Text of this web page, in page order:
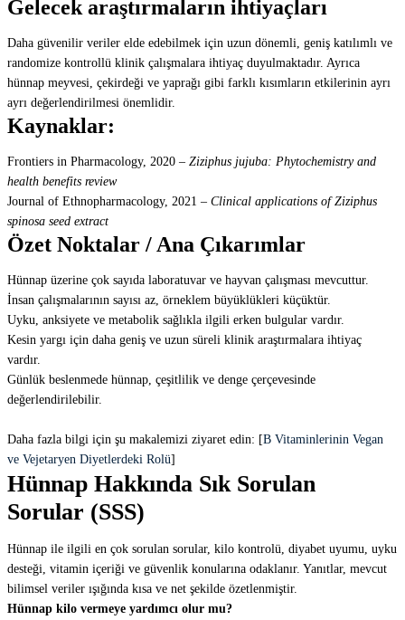
Gelecek araştırmaların ihtiyaçları
Daha güvenilir veriler elde edebilmek için uzun dönemli, geniş katılımlı ve
randomize kontrollü klinik çalışmalara ihtiyaç duyulmaktadır. Ayrıca
hünnap meyvesi, çekirdeği ve yaprağı gibi farklı kısımların etkilerinin ayrı
ayrı değerlendirilmesi önemlidir.
Kaynaklar:
Frontiers in Pharmacology, 2020 – Ziziphus jujuba: Phytochemistry and
health benefits review
Journal of Ethnopharmacology, 2021 – Clinical applications of Ziziphus
spinosa seed extract
Özet Noktalar / Ana Çıkarımlar
Hünnap üzerine çok sayıda laboratuvar ve hayvan çalışması mevcuttur.
İnsan çalışmalarının sayısı az, örneklem büyüklükleri küçüktür.
Uyku, anksiyete ve metabolik sağlıkla ilgili erken bulgular vardır.
Kesin yargı için daha geniş ve uzun süreli klinik araştırmalara ihtiyaç
vardır.
Günlük beslenmede hünnap, çeşitlilik ve denge çerçevesinde
değerlendirilebilir.
Daha fazla bilgi için şu makalemizi ziyaret edin: [B Vitaminlerinin Vegan
ve Vejetaryen Diyetlerdeki Rolü]
Hünnap Hakkında Sık Sorulan
Sorular (SSS)
Hünnap ile ilgili en çok sorulan sorular, kilo kontrolü, diyabet uyumu, uyku
desteği, vitamin içeriği ve güvenlik konularına odaklanır. Yanıtlar, mevcut
bilimsel veriler ışığında kısa ve net şekilde özetlenmiştir.
Hünnap kilo vermeye yardımcı olur mu?